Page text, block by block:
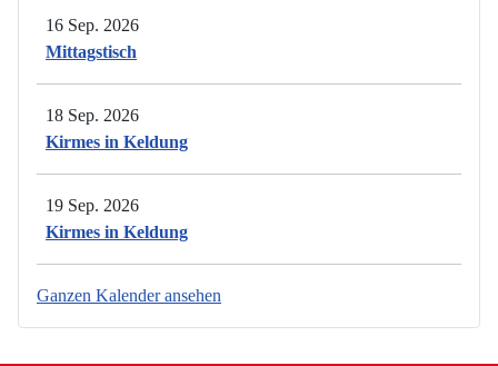
16 Sep. 2026
Mittagstisch
18 Sep. 2026
Kirmes in Keldung
19 Sep. 2026
Kirmes in Keldung
Ganzen Kalender ansehen